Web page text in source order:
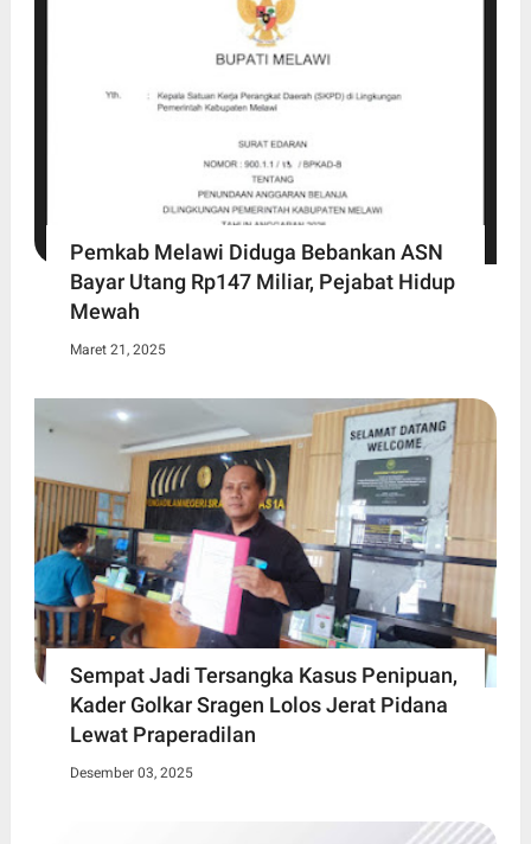
Pemkab Melawi Diduga Bebankan ASN
Bayar Utang Rp147 Miliar, Pejabat Hidup
Mewah
Maret 21, 2025
Sempat Jadi Tersangka Kasus Penipuan,
Kader Golkar Sragen Lolos Jerat Pidana
Lewat Praperadilan
Desember 03, 2025